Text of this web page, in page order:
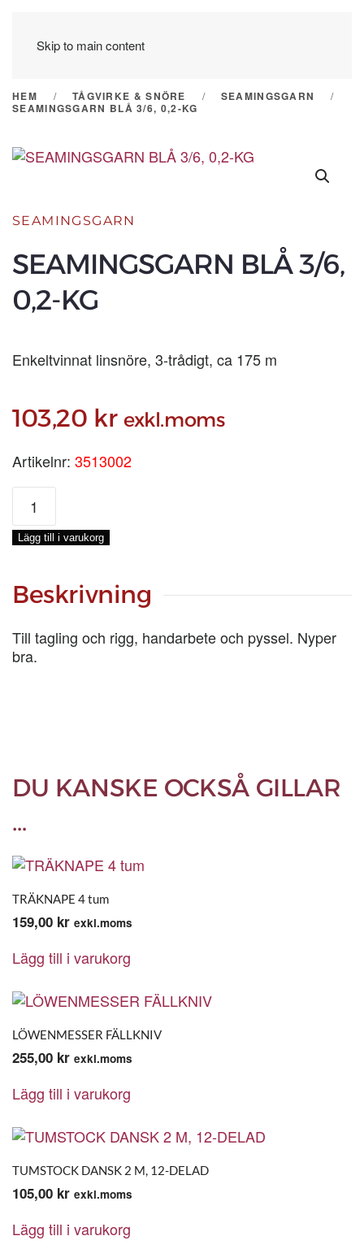
Skip to main content
HEM TÅGVIRKE & SNÖRE
SEAMINGSGARN
SEAMINGSGARN BLÅ 3/6, 0,2-KG
SEAMINGSGARN
SEAMINGSGARN BLÅ 3/6,
0,2-KG
Enkeltvinnat linsnöre, 3-trådigt, ca 175 m
103,20 kr exkl.moms
Artikelnr: 3513002
SEAMINGSGARN
BLÅ
3/6,
0,2-
mängd
Lägg till i varukorg
Beskrivning
Till tagling och rigg, handarbete och pyssel. Nyper
bra.
DU KANSKE OCKSÅ GILLAR
…
TRÄKNAPE 4 tum
159,00 kr exkl.moms
Lägg till i varukorg
LÖWENMESSER FÄLLKNIV
255,00 kr exkl.moms
Lägg till i varukorg
TUMSTOCK DANSK 2 M, 12-DELAD
105,00 kr exkl.moms
Lägg till i varukorg